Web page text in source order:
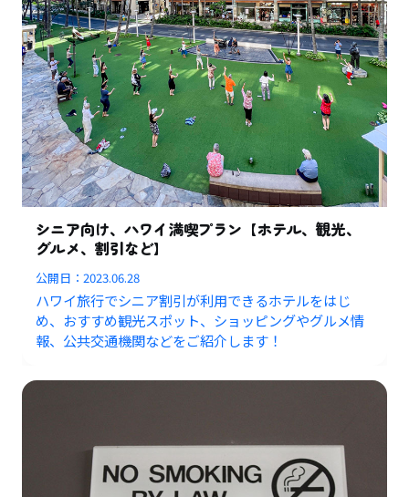
シニア向け、ハワイ満喫プラン【ホテル、観光、
グルメ、割引など】
公開日：2023.06.28
ハワイ旅行でシニア割引が利用できるホテルをはじ
め、おすすめ観光スポット、ショッピングやグルメ情
報、公共交通機関などをご紹介します！